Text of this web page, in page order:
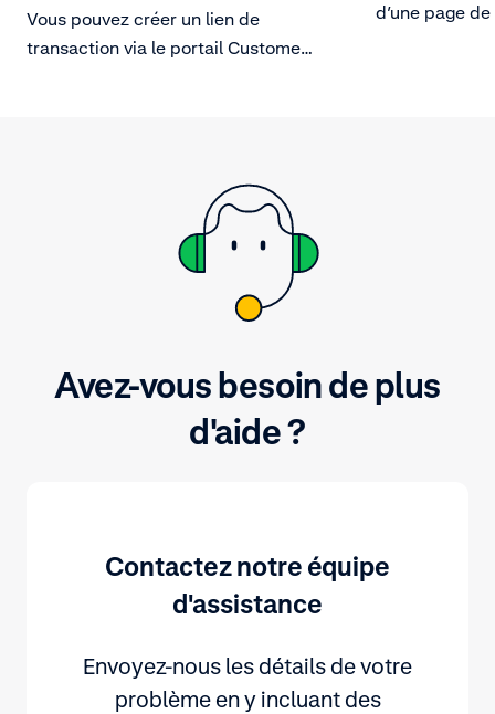
Vous pouvez créer un lien de
transaction via le portail Customer
d’une page
Avez-vous besoin de plus
d'aide ?
Contactez notre équipe
d'assistance
Envoyez-nous les détails de votre
problème en y incluant des